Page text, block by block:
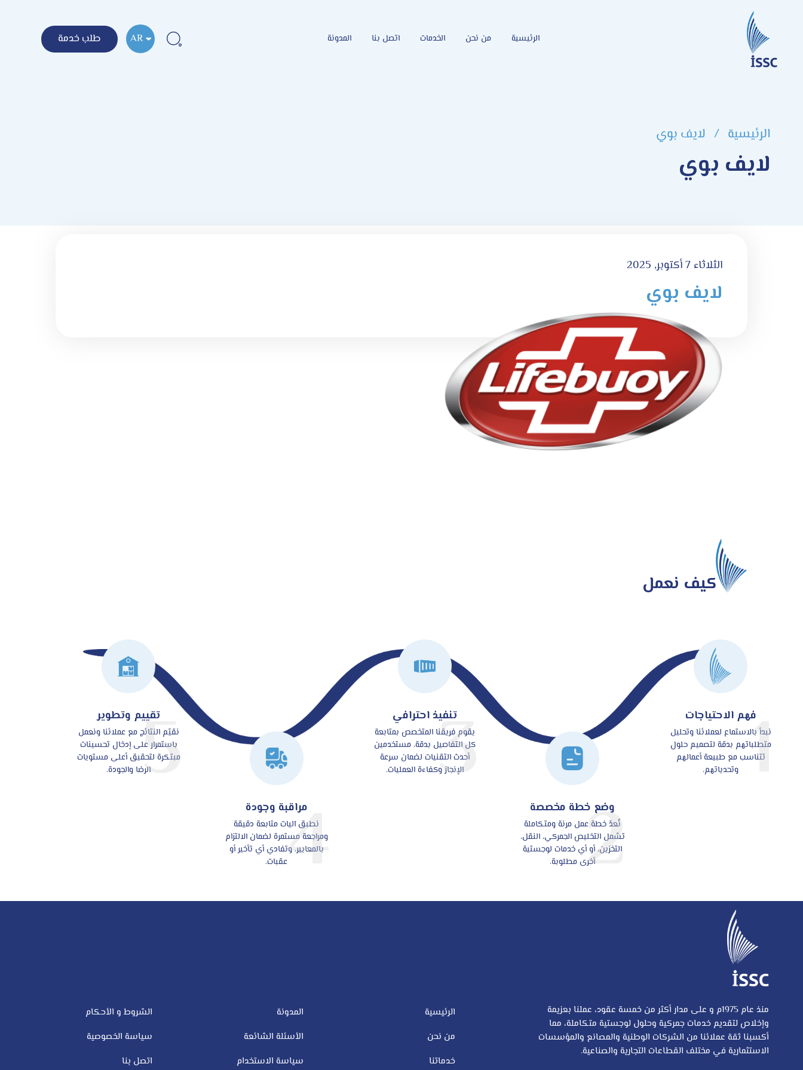
الرئيسية من نحن الخدمات اتصل بنا المدونة AR طلب خدمة
الرئيسية / لايف بوي
لايف بوي
الثلاثاء 7 أكتوبر, 2025
لايف بوي
كيف نعمل
1فهم الاحتياجات
نبدأ بالاستماع لعملائنا وتحليل
متطلباتهم بدقة لتصميم حلول
تتناسب مع طبيعة أعمالهم
وتحدياتهم.
2
وضع خطة مخصصة
نُعدّ خطة عمل مرنة ومتكاملة
تشمل التخليص الجمركي، النقل،
التخزين، أو أي خدمات لوجستية
أخرى مطلوبة.
3تنفيذ احترافي
يقوم فريقنا المتخصص بمتابعة
كل التفاصيل بدقة، مستخدمين
أحدث التقنيات لضمان سرعة
الإنجاز وكفاءة العمليات.
4مراقبة وجودة
نطبق آليات متابعة دقيقة
ومراجعة مستمرة لضمان الالتزام
بالمعايير، وتفادي أي تأخير أو
عقبات.
5تقييم وتطوير
نقيّم النتائج مع عملائنا ونعمل
باستمرار على إدخال تحسينات
مبتكرة لتحقيق أعلى مستويات
الرضا والجودة.
منذ عام 1975م و على مدار أكثر من خمسة عقود، عملنا بعزيمة
وإخلاص لتقديم خدمات جمركية وحلول لوجستية متكاملة، مما
أكسبنا ثقة عملائنا من الشركات الوطنية والمصانع والمؤسسات
الاستثمارية في مختلف القطاعات التجارية والصناعية.
الرئيسية
من نحن
خدماتنا
المدونة
الأسئلة الشائعة
سياسة الاستخدام
الشروط و الأحكام
سياسة الخصوصية
اتصل بنا